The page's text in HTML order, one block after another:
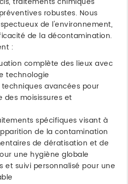
robustes. Nous
de l'environnement,
de la décontamination.
:
complète des lieux avec
technologie
avancées pour
des moisissures et
spécifiques visant à
de la contamination
de dératisation et de
une hygiène globale
et suivi personnalisé pour une